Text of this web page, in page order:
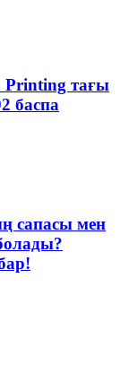
Printing тағы
баспа
сапасы мен